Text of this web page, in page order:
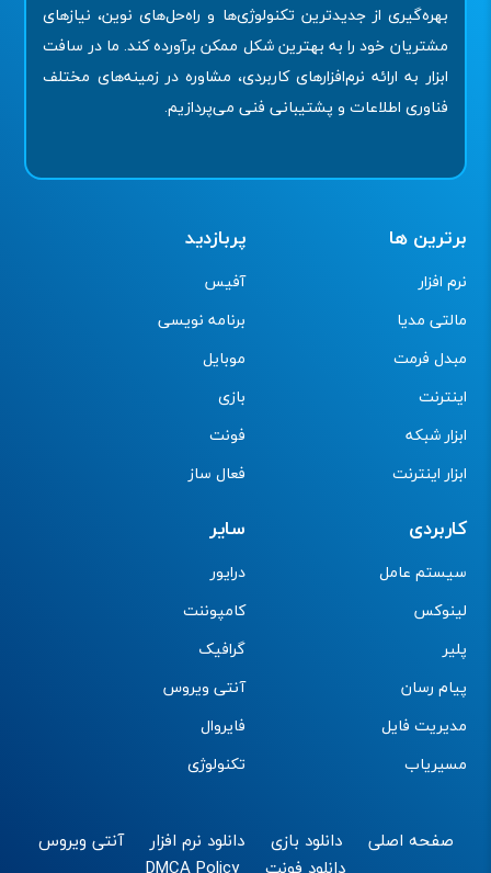
بهره‌گیری از جدیدترین تکنولوژی‌ها و راه‌حل‌های نوین، نیازهای
مشتریان خود را به بهترین شکل ممکن برآورده کند. ما در سافت
ابزار به ارائه نرم‌افزارهای کاربردی، مشاوره در زمینه‌های مختلف
فناوری اطلاعات و پشتیبانی فنی می‌پردازیم.
برترین ها
نرم افزار
مالتی مدیا
مبدل فرمت
اینترنت
ابزار شبکه
ابزار اینترنت
پربازدید
آفیس
برنامه نویسی
موبایل
بازی
فونت
فعال ساز
کاربردی
سیستم عامل
لینوکس
پلیر
پیام رسان
مدیریت فایل
مسیریاب
سایر
درایور
کامپوننت
گرافیک
آنتی ویروس
فایروال
تکنولوژی
صفحه اصلی دانلود بازی دانلود نرم افزار
آنتی ویروس